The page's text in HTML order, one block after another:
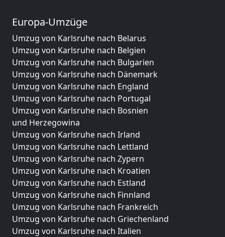
Europa-Umzüge
Umzug von Karlsruhe nach Belarus
Umzug von Karlsruhe nach Belgien
Umzug von Karlsruhe nach Bulgarien
Umzug von Karlsruhe nach Dänemark
Umzug von Karlsruhe nach England
Umzug von Karlsruhe nach Portugal
Umzug von Karlsruhe nach Bosnien
und Herzegowina
Umzug von Karlsruhe nach Irland
Umzug von Karlsruhe nach Lettland
Umzug von Karlsruhe nach Zypern
Umzug von Karlsruhe nach Kroatien
Umzug von Karlsruhe nach Estland
Umzug von Karlsruhe nach Finnland
Umzug von Karlsruhe nach Frankreich
Umzug von Karlsruhe nach Griechenland
Umzug von Karlsruhe nach Italien